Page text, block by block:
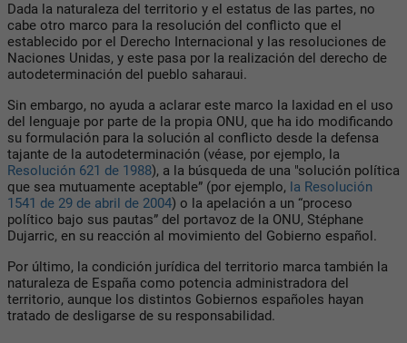
Dada la naturaleza del territorio y el estatus de las partes, no
cabe otro marco para la resolución del conflicto que el
establecido por el Derecho Internacional y las resoluciones de
Naciones Unidas, y este pasa por la realización del derecho de
autodeterminación del pueblo saharaui.
Sin embargo, no ayuda a aclarar este marco la laxidad en el uso
del lenguaje por parte de la propia ONU, que ha ido modificando
su formulación para la solución al conflicto desde la defensa
tajante de la autodeterminación (véase, por ejemplo, la
Resolución 621 de 1988), a la búsqueda de una "solución política
que sea mutuamente aceptable” (por ejemplo, la Resolución
1541 de 29 de abril de 2004) o la apelación a un “proceso
político bajo sus pautas” del portavoz de la ONU, Stéphane
Dujarric, en su reacción al movimiento del Gobierno español.
Por último, la condición jurídica del territorio marca también la
naturaleza de España como potencia administradora del
territorio, aunque los distintos Gobiernos españoles hayan
tratado de desligarse de su responsabilidad.